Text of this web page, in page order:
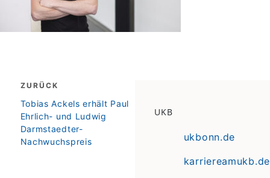
Beitragsnavigation
ZURÜCK
zurück
Tobias Ackels erhält Paul
Ehrlich- und Ludwig
Darmstaedter-
Nachwuchspreis
UKB
ukbonn.de
karriereamukb.de